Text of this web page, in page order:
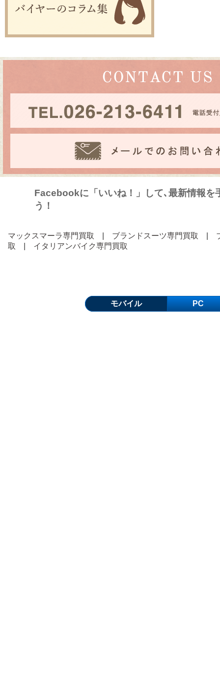
Facebookに「いいね！」して､最新情報を
う！
マックスマーラ専門買取 ブランドスーツ専門買取
取
イタリアンバイク専門買取
モバイル PC